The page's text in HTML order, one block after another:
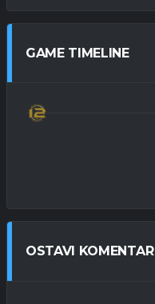
GAME TIMELINE
OSTAVI KOMENTAR